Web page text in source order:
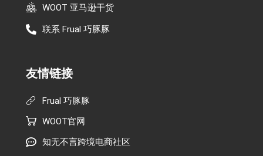
WOOT 亚马逊干货
联系 Frual 巧豚豚
友情链接
Frual 巧豚豚
WOOT官网
知无不言跨境电商社区